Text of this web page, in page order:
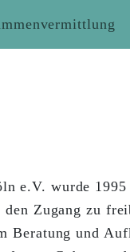
e.V. wurde
den Zugang zu
Beratung und